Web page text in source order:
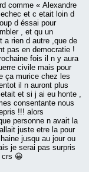
comme « Alexandre
et c etait loin d
d éssai pour
, et qu un
a rien d autre ,que de
pas en democratie !
fois il n y aura
civile mais pour
ça murice chez les
il n auront plus
et si j ai eu honte ,
consentante nous
!!! alors
personne n avait la
juste etre la pour
jusqu au jour ou
je serai pas surpris
crs 😀